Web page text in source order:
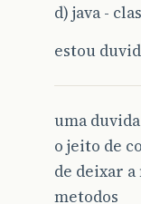
d) java -
estou
uma
o jeito de
de deixar
metodos